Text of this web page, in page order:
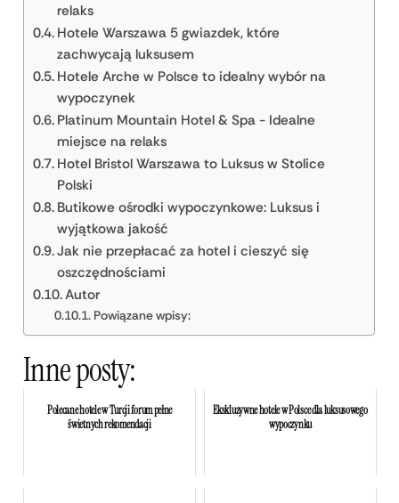
relaks
Hotele Warszawa 5 gwiazdek, które
zachwycają luksusem
Hotele Arche w Polsce to idealny wybór na
wypoczynek
Platinum Mountain Hotel & Spa - Idealne
miejsce na relaks
Hotel Bristol Warszawa to Luksus w Stolice
Polski
Butikowe ośrodki wypoczynkowe: Luksus i
wyjątkowa jakość
Jak nie przepłacać za hotel i cieszyć się
oszczędnościami
Autor
Powiązane wpisy:
Inne posty:
Polecane hotele w Turcji forum pełne
świetnych rekomendacji
Ekskluzywne hotele w Polsce dla luksusowego
wypoczynku